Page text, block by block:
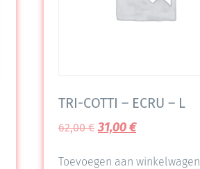
TRI-COTTI – ECRU – L
62,00€ 31,00€
Toevoegen aan winkelwagen